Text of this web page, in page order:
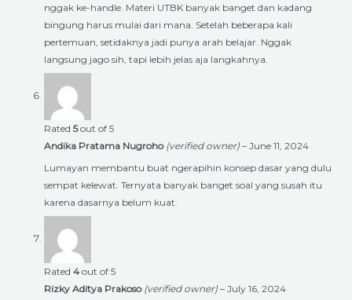
nggak ke-handle. Materi UTBK banyak banget dan kadang
bingung harus mulai dari mana. Setelah beberapa kali
pertemuan, setidaknya jadi punya arah belajar. Nggak
langsung jago sih, tapi lebih jelas aja langkahnya.
Rated 5out of 5
Andika Pratama Nugroho (verified owner) – June 11, 2024
Lumayan membantu buat ngerapihin konsep dasar yang dulu
sempat kelewat. Ternyata banyak banget soal yang susah itu
karena dasarnya belum kuat.
Rated 4 out of 5
Rizky Aditya Prakoso (verified owner) – July 16, 2024